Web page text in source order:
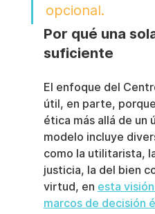
opcional.
Por qué una
suficiente
El enfoque del
útil, en parte,
ética más allá de un
modelo incluye
como la utilitarista,
justicia, la del bien
virtud, en esta
marcos de decisión